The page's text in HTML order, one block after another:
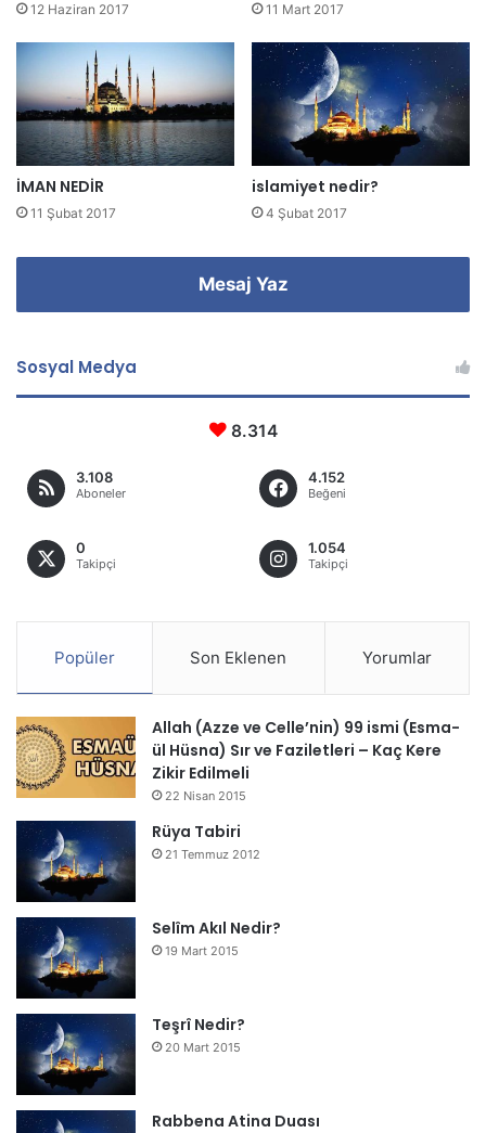
g
i
i
n
12 Haziran 2017 11 Mart 2017
İMAN NEDİR
11 Şubat 2017
islamiyet nedir?
4 Şubat 2017
Mesaj Yaz
Sosyal Medya
8.314
3.108
Aboneler
4.152
Beğeni
0
Takipçi
1.054
Takipçi
Popüler Son Eklenen Yorumlar
Allah (Azze ve Celle’nin) 99 ismi (Esma-
ül Hüsna) Sır ve Faziletleri – Kaç Kere
Zikir Edilmeli
22 Nisan 2015
Rüya Tabiri
21 Temmuz 2012
Selîm Akıl Nedir?
19 Mart 2015
Teşrî Nedir?
20 Mart 2015
Rabbena Atina Duası